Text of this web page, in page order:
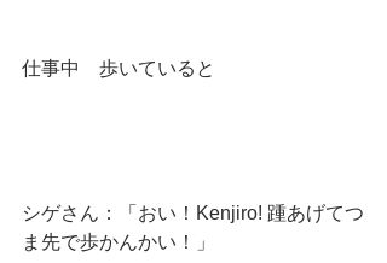
仕事中　歩いていると
シゲさん：「おい！Kenjiro! 踵あげてつ
ま先で歩かんかい！」